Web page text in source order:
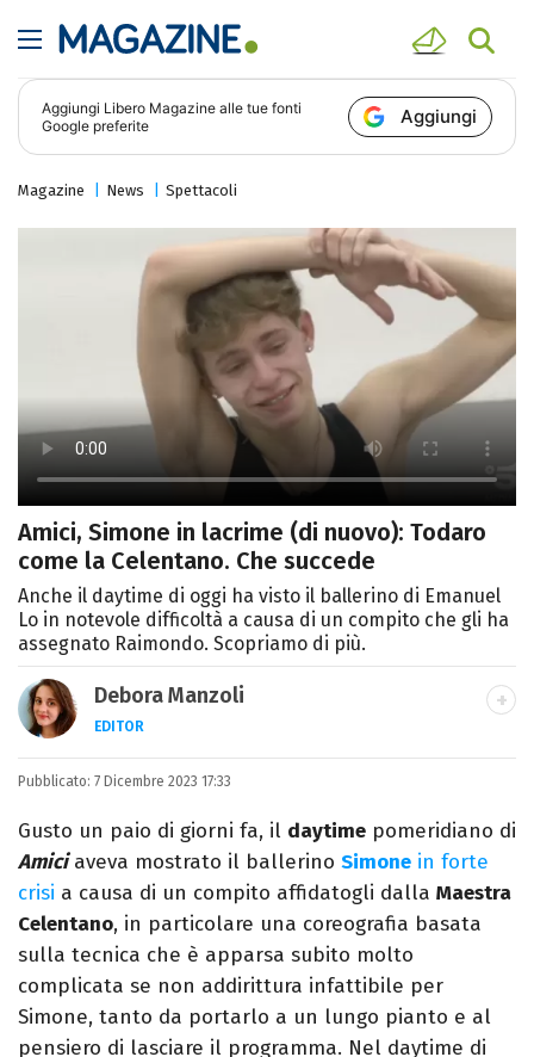
Aggiungi Libero Magazine alle tue fonti
Google preferite
Aggiungi
Magazine News Spettacoli
Amici, Simone in lacrime (di nuovo): Todaro
come la Celentano. Che succede
Anche il daytime di oggi ha visto il ballerino di Emanuel
Lo in notevole difficoltà a causa di un compito che gli ha
assegnato Raimondo. Scopriamo di più.
Debora Manzoli
EDITOR
LINKEDIN
INSTAGRAM FACEBOOK SITO
Scrittrice, copywriter, editor e pubblicista
mantovana, laureata in Lettere, Cinema e
Tv. Ha due libri all’attivo e ama la scrittura
alla follia.
Pubblicato: 7 Dicembre 2023 17:33
Gusto un paio di giorni fa, il daytime pomeridiano di
Amiciaveva mostrato il ballerino Simone in forte
crisi a causa di un compito affidatogli dalla Maestra
Celentano, in particolare una coreografia basata
sulla tecnica che è apparsa subito molto
complicata se non addirittura infattibile per
Simone, tanto da portarlo a un lungo pianto e al
pensiero di lasciare il programma. Nel daytime di